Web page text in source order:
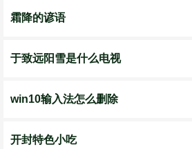
霜降的谚语
于致远阳雪是什么电视
win10输入法怎么删除
开封特色小吃